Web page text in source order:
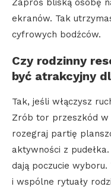
Zaproś bliską osobę
ekranów. Tak
cyfrowych bodźców.
Czy rodzinny
być atrakcyjny
Tak, jeśli włączysz
Zrób tor przeszkód w
rozegraj partię
aktywności z
dają poczucie
i wspólne rytuały